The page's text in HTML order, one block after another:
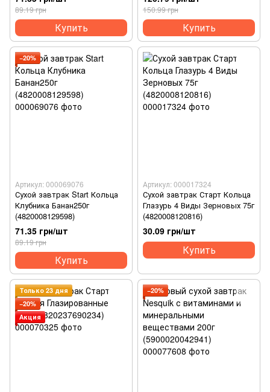
89.19 грн
Купить
150.99 грн
Купить
−20%
Артикул: 000069076
Сухой завтрак Start Кольца
Клубника Банан250г
(4820008129598)
71.35 грн/шт
89.19 грн
Купить
Артикул: 000017324
Сухой завтрак Старт Кольца
Глазурь 4 Виды Зерновых 75г
(4820008120816)
30.09 грн/шт
Купить
Только 23 дня
−20%
Акция
−20%